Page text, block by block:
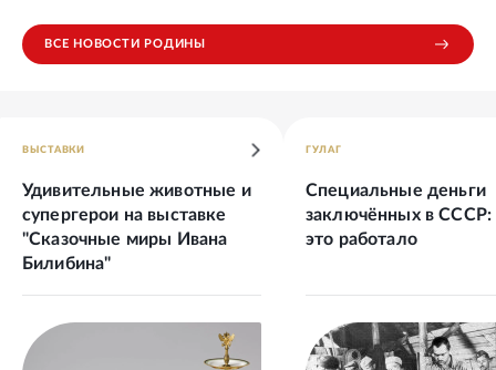
ВСЕ НОВОСТИ РОДИНЫ
ВЫСТАВКИ
Удивительные животные и
супергерои на выставке
"Сказочные миры Ивана
Билибина"
ГУЛАГ
Специальные деньги
заключённых в СССР:
это работало